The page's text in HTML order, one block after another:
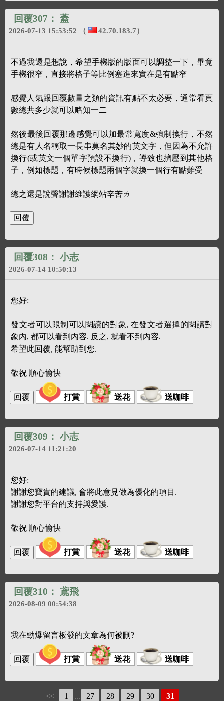
回覆307： 蓋
2026-07-13 15:53:52 （ 42.70.183.7）
不過我還是想說，希望手機版的版面可以調整一下，畢竟
手機很窄，直接將格子等比例塞進來實在是有點窄
感覺人氣跟回覆數量之類的資訊有點不太必要，通常看頁
數總共多少就可以略知一二
然後最後回覆那邊感覺可以加最常寬度&強制換行，不然
總是有人名稱取一長串莫名其妙的英文字，但因為不允許
換行(或英文一個單字預設不換行)，導致也擠壓到其他格
子，例如標題，有時候標題兩個字就換一個行有點難受
總之還是說聲謝謝維護網站辛苦ㄌ
回覆308： 小志
2026-07-14 10:50:13
您好:
發文者可以限制可以閱讀的對象, 在發文者選擇的閱讀對
象內, 都可以看到內容. 反之, 就看不到內容.
希望此回覆, 能幫助到您.
敬祝 順心愉快
打賞 送花 送咖啡
回覆309： 小志
2026-07-14 11:21:20
您好:
謝謝您寶貴的建議, 會將此意見做為優化的項目.
謝謝您對平台的支持與愛護.
敬祝 順心愉快
打賞 送花 送咖啡
回覆310： 鳶飛
2026-08-09 00:54:38
我在勁爆留言板發的文章為何被刪?
打賞 送花 送咖啡
<< 1 ... 27 28 29 30 31